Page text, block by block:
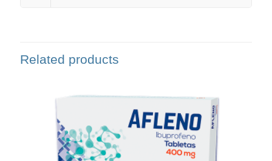
Related products